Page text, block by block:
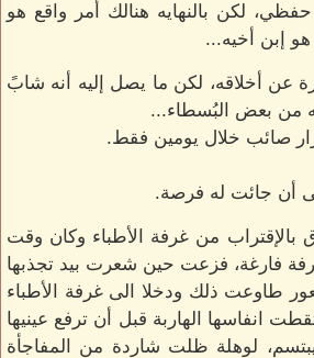
لكن بالنهايه هنالك أمر واقع هو
إبن أخيه...
عن أخلاقه، لكن ما يصل إليه أنه شابً
من بعض البُسطاء...
صائب خلال يومين فقط.
أن جائت له فرصة.
بالإقتراب من غرفة الأطباء وكان وقت
فارغة، فزعت حين شعرت بيد تجذبها
طاوعت ذلك ودخلا الى غرفة الأطباء
انفاسها الهاربة قبل أن ترفع عينيها
لوهلة ظلت شاردة من المفاجأة